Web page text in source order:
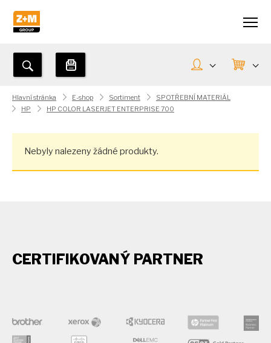
Hlavní stránka E-shop Sortiment
SPOTŘEBNÍ MATERIÁL
HP
HP COLOR LASERJET ENTERPRISE 700
Nebyly nalezeny žádné produkty.
CERTIFIKOVANÝ PARTNER